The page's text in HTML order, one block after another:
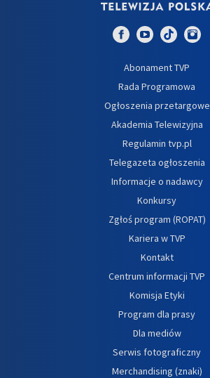
Abonament TVP
Rada Programowa
Ogłoszenia przetargowe
Akademia Telewizyjna
Regulamin tvp.pl
Telegazeta ogłoszenia
Informacje o nadawcy
Konkursy
Zgłoś program (ROPAT)
Kariera w TVP
Kontakt
Centrum informacji TVP
Komisja Etyki
Program dla prasy
Dla mediów
Serwis fotograficzny
Merchandising (znaki)